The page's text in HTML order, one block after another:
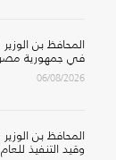
المحافظ بن
في جمهورية مصر
06/08/2026
المحافظ بن
وقيد التنفيذ للعام 2026م.